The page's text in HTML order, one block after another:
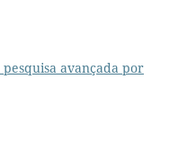
avançada por